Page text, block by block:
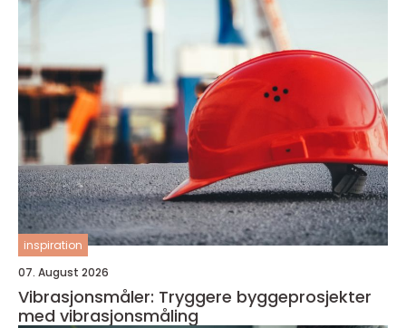
inspiration
07. August 2026
Vibrasjonsmåler: Tryggere byggeprosjekter
med vibrasjonsmåling